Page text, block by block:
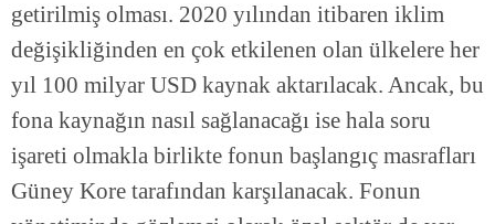
getirilmiş olması. 2020 yılından itibaren iklim
değişikliğinden en çok etkilenen olan ülkelere her
yıl 100 milyar USD kaynak aktarılacak. Ancak, bu
fona kaynağın nasıl sağlanacağı ise hala soru
işareti olmakla birlikte fonun başlangıç masrafları
Güney Kore tarafından karşılanacak. Fonun